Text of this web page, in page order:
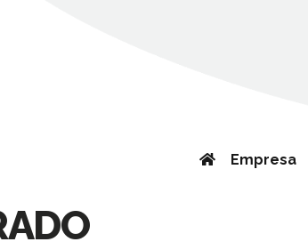
Empresa